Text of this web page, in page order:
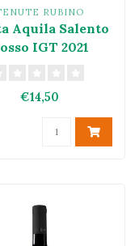
RUBINO
Aquila Salento
IGT 2021
€14,50